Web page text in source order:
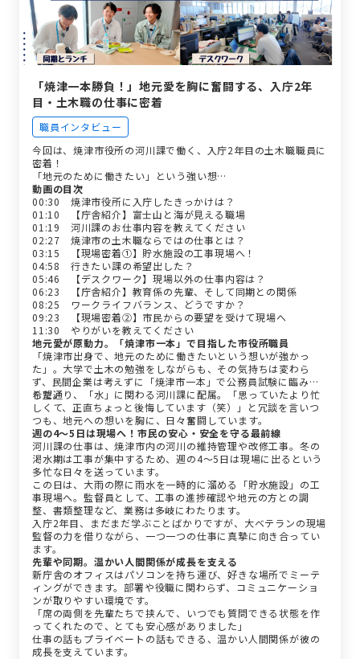
「焼津一本勝負！」地元愛を胸に奮闘する、入庁2年
目・土木職の仕事に密着
職員インタビュー
今回は、焼津市役所の河川課で働く、入庁2年目の土木職職員に
密着！
「地元のために働きたい」という強い想…
動画の目次
00:30 焼津市役所に入庁したきっかけは？
01:10 【庁舎紹介】富士山と海が見える職場
01:19 河川課のお仕事内容を教えてください
02:27 焼津市の土木職ならではの仕事とは？
03:15 【現場密着①】貯水施設の工事現場へ！
04:58 行きたい課の希望出した？
05:46 【デスクワーク】現場以外の仕事内容は？
06:23 【庁舎紹介】教育係の先輩、そして同期との関係
08:25 ワークライフバランス、どうですか？
09:23 【現場密着②】市民からの要望を受けて現場へ
11:30 やりがいを教えてください
地元愛が原動力。「焼津市一本」で目指した市役所職員
「焼津市出身で、地元のために働きたいという想いが強かっ
た」。大学で土木の勉強をしながらも、その気持ちは変わら
ず、民間企業は考えずに「焼津市一本」で公務員試験に臨みま
した。
希望通り、「水」に関わる河川課に配属。「思っていたより忙
しくて、正直ちょっと後悔しています（笑）」と冗談を言いつ
つも、地元への想いを胸に、日々奮闘しています。
週の4〜5日は現場へ！市民の安心・安全を守る最前線
河川課の仕事は、焼津市内の河川の維持管理や改修工事。冬の
渇水期は工事が集中するため、週の4〜5日は現場に出るという
多忙な日々を送っています。
この日は、大雨の際に雨水を一時的に溜める「貯水施設」の工
事現場へ。監督員として、工事の進捗確認や地元の方との調
整、書類整理など、業務は多岐にわたります。
入庁2年目、まだまだ学ぶことばかりですが、大ベテランの現場
監督の力を借りながら、一つ一つの仕事に真摯に向き合ってい
ます。
先輩や同期。温かい人間関係が成長を支える
新庁舎のオフィスはパソコンを持ち運び、好きな場所でミーテ
ィングができます。部署や役職に関わらず、コミュニケーショ
ンが取りやすい環境です。
「席の両側を先輩たちで挟んで、いつでも質問できる状態を作
ってくれたので、とても安心感がありました」
仕事の話もプライベートの話もできる、温かい人間関係が彼の
成長を支えています。